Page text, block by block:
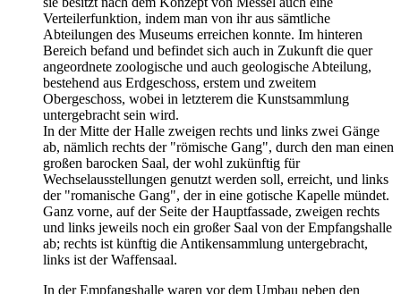
Verteilerfunktion, indem man von ihr aus sämtliche
Abteilungen des Museums erreichen konnte. Im hinteren
Bereich befand und befindet sich auch in Zukunft die quer
angeordnete zoologische und auch geologische Abteilung,
bestehend aus Erdgeschoss, erstem und zweitem
Obergeschoss, wobei in letzterem die Kunstsammlung
untergebracht sein wird.
In der Mitte der Halle zweigen rechts und links zwei Gänge
ab, nämlich rechts der "römische Gang", durch den man einen
großen barocken Saal, der wohl zukünftig für
Wechselausstellungen genutzt werden soll, erreicht, und links
der "romanische Gang", der in eine gotische Kapelle mündet.
Ganz vorne, auf der Seite der Hauptfassade, zweigen rechts
und links jeweils noch ein großer Saal von der Empfangshalle
ab; rechts ist künftig die Antikensammlung untergebracht,
links ist der Waffensaal.
In der Empfangshalle waren vor dem Umbau neben den